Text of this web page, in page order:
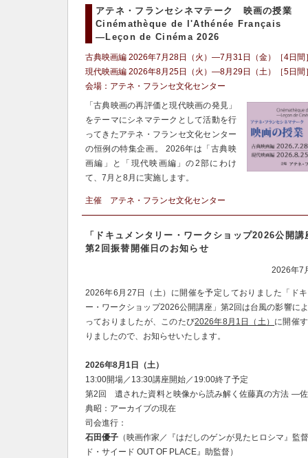
アテネ・フランセシネマテーク 映画の授業
Cinémathèque de l'Athénée Français
―Leçon de Cinéma 2026
古典映画編 2026年7月28日（火）―7月31日（金）［4日間
現代映画編 2026年8月25日（火）―8月29日（土）［5日間
会場：アテネ・フランセ文化センター
「古典映画の再評価と現代映画の発見」
をテーマにシネマテークとして活動を行
ってきたアテネ・フランセ文化センター
の恒例の特集企画。 2026年は「古典映
画編」と「現代映画編」の2部にわけ
て、7月と8月に実施します。
主催 アテネ・フランセ文化センター
「ドキュメンタリー・ワークショップ2026公開講
第2回振替開催日のお知らせ
2026年7
2026年6月27日（土）に開催を予定しておりました 「ド
ー・ワークショップ2026公開講座」第2回は台風の影響に
っておりましたが、このたび2026年8月1日（土） に開催
りましたので、お知らせいたします。
2026年8月1日（土）
13:00開場／13:30講座開始／19:00終了予定
第2回 遺された資料と映像から読み解く佐藤真の方法 ―
典昭：アーカイブの現在
司会進行：
石田優子 （映画作家／『はだしのゲンが見たヒロシマ』監
ド・サイード OUT OF PLACE』助監督）